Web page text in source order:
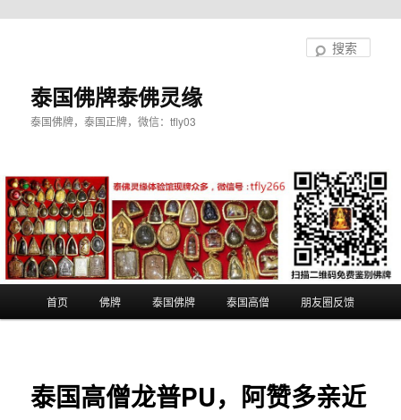
泰国佛牌泰佛灵缘
泰国佛牌，泰国正牌，微信：tfly03
首页 佛牌 泰国佛牌 泰国高僧 朋友圈反馈
泰国高僧龙普PU，阿赞多亲近